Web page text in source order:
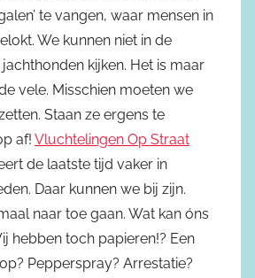
te vangen, waar mensen in
We kunnen niet in de
jachthonden kijken. Het is maar
vele. Misschien moeten we
Staan ze ergens te
af! Vluchtelingen Op Straat
de laatste tijd vaker in
Daar kunnen we bij zijn.
naar toe gaan. Wat kan óns
hebben toch papieren!? Een
Pepperspray? Arrestatie?